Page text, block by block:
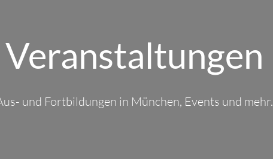
Veranstaltungen
und Fortbildungen in München, Events und mehr.